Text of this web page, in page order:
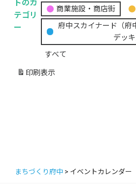
テゴリ
ー
題
の
カ
テ
ゴ
リ
商業施設・商店街
府中スカイナード（府
デッキ
すべて
印刷 表示
まちづくり府中 > イベントカレンダー